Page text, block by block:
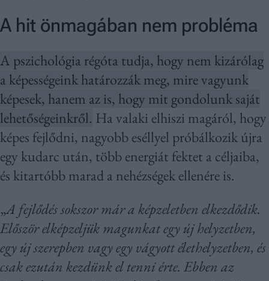
A hit önmagában nem probléma
A pszichológia régóta tudja, hogy nem kizárólag
a képességeink határozzák meg, mire vagyunk
képesek, hanem az is, hogy mit gondolunk saját
lehetőségeinkről. Ha valaki elhiszi magáról, hogy
képes fejlődni, nagyobb eséllyel próbálkozik újra
egy kudarc után, több energiát fektet a céljaiba,
és kitartóbb marad a nehézségek ellenére is.
„A fejlődés sokszor már a képzeletben elkezdődik.
Először elképzeljük magunkat egy új helyzetben,
egy új szerepben vagy egy vágyott élethelyzetben, és
csak ezután kezdünk el tenni érte. Ebben az